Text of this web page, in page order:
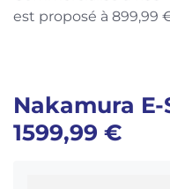
est proposé à 899,99
Nakamura
1599,99 €